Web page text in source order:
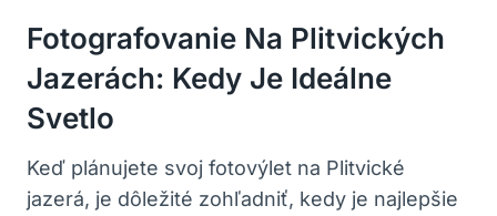
Fotografovanie Na Plitvických
Jazerách: Kedy Je Ideálne
Svetlo
Keď plánujete svoj fotovýlet na Plitvické
jazerá, je dôležité zohľadniť, kedy je najlepšie